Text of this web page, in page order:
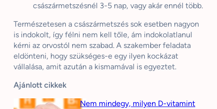
császármetszésnél 3-5 nap, vagy akár ennél több.
Természetesen a császármetszés sok esetben nagyon
is indokolt, így félni nem kell tőle, ám indokolatlanul
kérni az orvostól nem szabad. A szakember feladata
eldönteni, hogy szükséges-e egy ilyen kockázat
vállalása, amit azután a kismamával is egyeztet.
Ajánlott cikkek
Nem mindegy, milyen D-vitamint